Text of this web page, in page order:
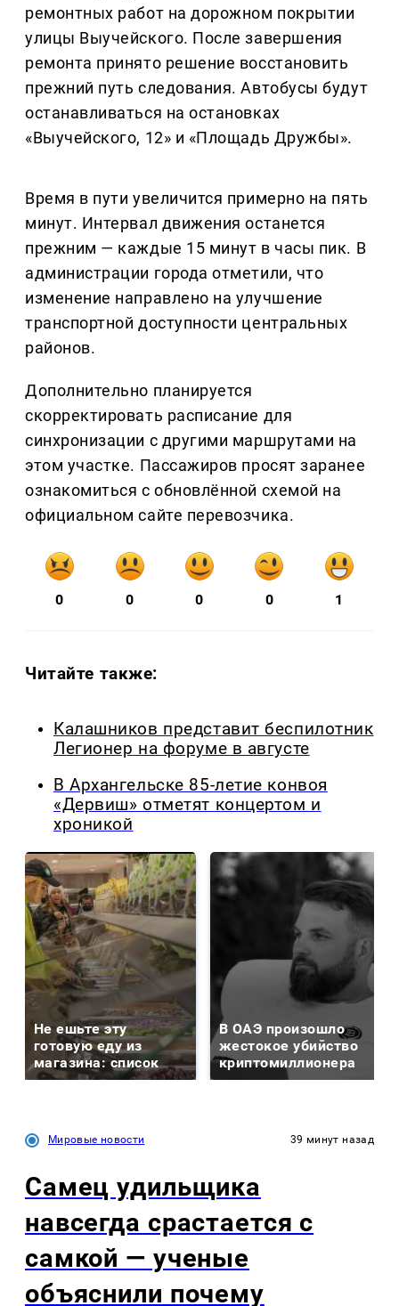
ремонтных работ на дорожном покрытии
улицы Выучейского. После завершения
ремонта принято решение восстановить
прежний путь следования. Автобусы будут
останавливаться на остановках
«Выучейского, 12» и «Площадь Дружбы».
Время в пути увеличится примерно на пять
минут. Интервал движения останется
прежним — каждые 15 минут в часы пик. В
администрации города отметили, что
изменение направлено на улучшение
транспортной доступности центральных
районов.
Дополнительно планируется
скорректировать расписание для
синхронизации с другими маршрутами на
этом участке. Пассажиров просят заранее
ознакомиться с обновлённой схемой на
официальном сайте перевозчика.
0 0 0 0 1
Читайте также:
Калашников представит беспилотник
Легионер на форуме в августе
В Архангельске 85-летие конвоя
«Дервиш» отметят концертом и
хроникой
Не ешьте эту
готовую еду из
магазина: список
В ОАЭ произошло
жестокое убийство
криптомиллионера
Мировые новости 39 минут назад
Самец удильщика
навсегда срастается с
самкой — ученые
объяснили почему